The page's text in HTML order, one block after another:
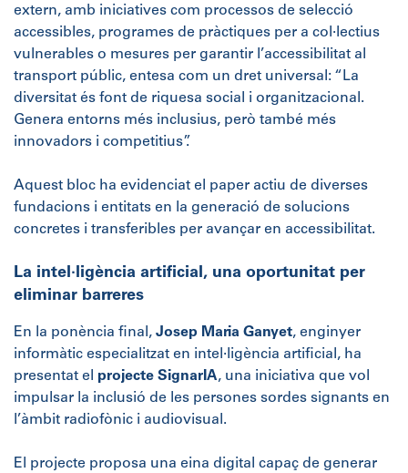
extern, amb iniciatives com processos de selecció
accessibles, programes de pràctiques per a col·lectius
vulnerables o mesures per garantir l’accessibilitat al
transport públic, entesa com un dret universal: “La
diversitat és font de riquesa social i organitzacional.
Genera entorns més inclusius, però també més
innovadors i competitius”.
Aquest bloc ha evidenciat el paper actiu de diverses
fundacions i entitats en la generació de solucions
concretes i transferibles per avançar en accessibilitat.
La intel·ligència artificial, una oportunitat per
eliminar barreres
En la ponència final, Josep Maria Ganyet, enginyer
informàtic especialitzat en intel·ligència artificial, ha
presentat el projecte SignarIA, una iniciativa que vol
impulsar la inclusió de les persones sordes signants en
l’àmbit radiofònic i audiovisual.
El projecte proposa una eina digital capaç de generar